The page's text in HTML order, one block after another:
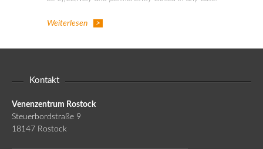
Weiterlesen
Kontakt
Venenzentrum Rostock
Steuerbordstraße 9
18147 Rostock